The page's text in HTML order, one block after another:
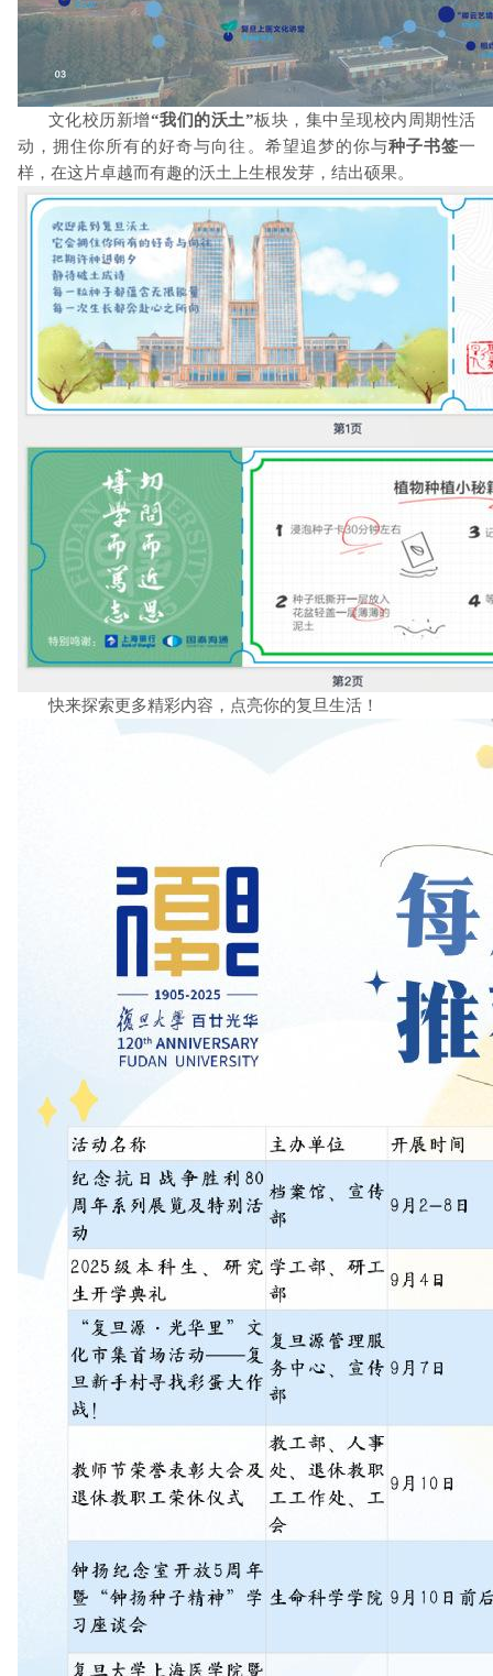
文化校历新增“我们的沃土”板块，集中呈现校内周期性活
动，拥住你所有的好奇与向往。希望追梦的你与种子书签一
样，在这片卓越而有趣的沃土上生根发芽，结出硕果。
快来探索更多精彩内容，点亮你的复旦生活！